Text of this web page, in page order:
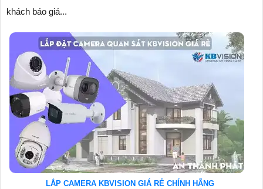
khách báo giá...
LẮP CAMERA KBVISION GIÁ RẺ CHÍNH HÃNG